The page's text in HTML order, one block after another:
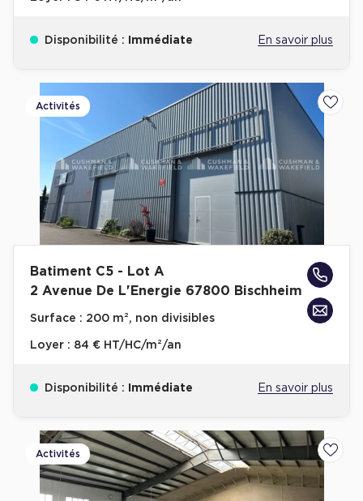
Disponibilité : Immédiate En savoir plus
Activités
Batiment C5 - Lot A
2 Avenue De L'Energie 67800 Bischheim
Surface : 200 m², non divisibles
Loyer : 84 € HT/HC/m²/an
Disponibilité : Immédiate En savoir plus
Activités